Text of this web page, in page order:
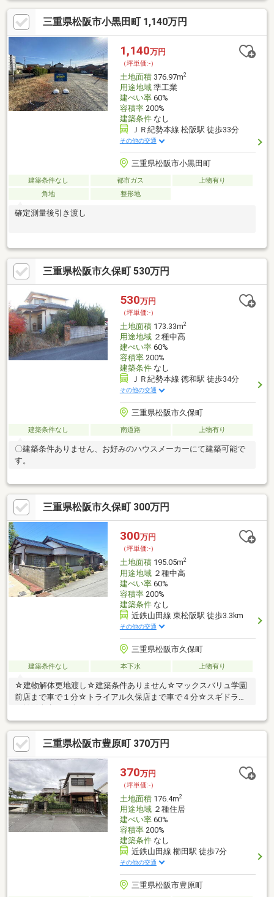
代の未来を支える。 日々の体験が深まる、上質な時間と記憶を紡
ぐ住まい。三重県松阪市小黒田町 1,140万円
1,140万円
（坪単価:-）
土地面積376.97m2
用途地域準工業
建ぺい率60%
容積率200%
建築条件なし
ＪＲ紀勢本線 松阪駅 徒歩33分
その他の交通
三重県松阪市小黒田町
建築条件なし 都市ガス
上物有り
角地
整形地
確定測量後引き渡し
三重県松阪市久保町 530万円
530万円
（坪単価:-）
土地面積173.33m2
用途地域２種中高
建ぺい率60%
容積率200%
建築条件なし
ＪＲ紀勢本線 徳和駅 徒歩34分
その他の交通
三重県松阪市久保町
建築条件なし 南道路 上物有り
〇建築条件ありません、お好みのハウスメーカーにて建築可能で
す。
三重県松阪市久保町 300万円
300万円
（坪単価:-）
土地面積195.05m2
用途地域２種中高
建ぺい率60%
容積率200%
建築条件なし
近鉄山田線 東松阪駅 徒歩3.3km
その他の交通
三重県松阪市久保町
建築条件なし 本下水 上物有り
☆建物解体更地渡し☆建築条件ありません☆マックスバリュ学園
前店まで車で１分☆トライアル久保店まで車で４分☆スギドラッ
グ松阪南店まで車で３分
三重県松阪市豊原町 370万円
370万円
（坪単価:-）
土地面積176.4m2
用途地域２種住居
建ぺい率60%
容積率200%
建築条件なし
近鉄山田線 櫛田駅 徒歩7分
その他の交通
三重県松阪市豊原町